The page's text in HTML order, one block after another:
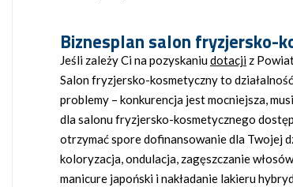
Biznesplan salon fryzjersko-
Jeśli zależy Ci na pozyskaniudotacji z
Salon fryzjersko-kosmetyczny to
problemy – konkurencja jest mocniejsza,
dla salonu fryzjersko-kosmetycznego
otrzymać spore dofinansowanie dla Twojej
koloryzacja, ondulacja, zagęszczanie
manicure japoński i nakładanie lakieru